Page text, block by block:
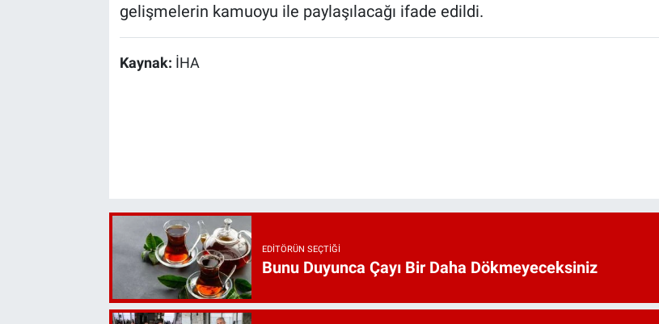
gelişmelerin kamuoyu ile paylaşılacağı ifade edildi.
Kaynak: İHA
EDITÖRÜN SEÇTIĞI
Bunu Duyunca Çayı Bir Daha Dökmeyeceksiniz